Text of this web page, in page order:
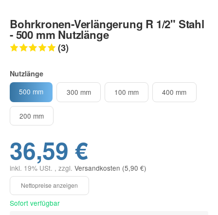
Bohrkronen-Verlängerung R 1/2" Stahl
- 500 mm Nutzlänge
(3)
Nutzlänge
500 mm
300 mm 100 mm 400 mm
200 mm
36,59 €
inkl. 19% USt. , zzgl. Versandkosten (5,90 €)
Sofort verfügbar